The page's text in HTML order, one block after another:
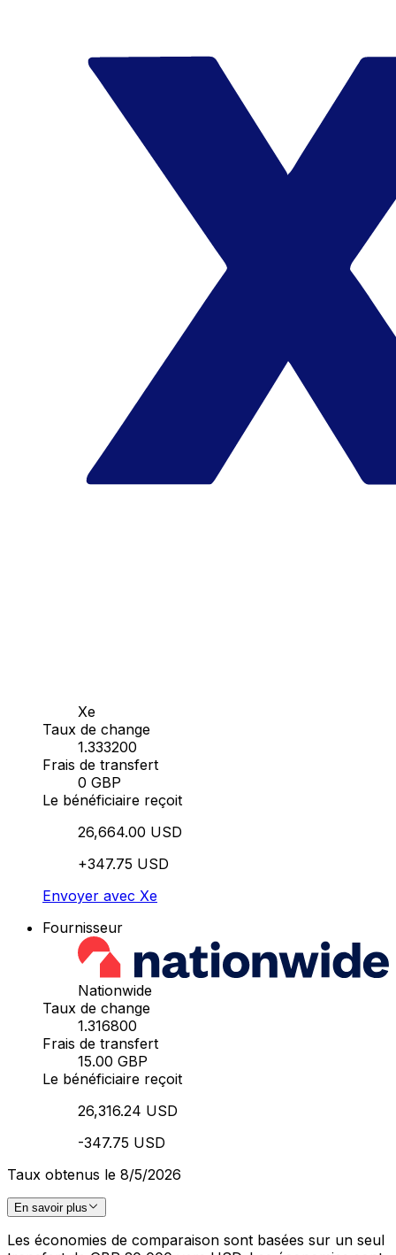
Xe
Taux de change
1.333200
Frais de transfert
0 GBP
Le bénéficiaire reçoit
26,664.00 USD
+347.75 USD
Envoyer avec Xe
Fournisseur
Nationwide
Taux de change
1.316800
Frais de transfert
15.00 GBP
Le bénéficiaire reçoit
26,316.24 USD
-347.75 USD
Taux obtenus le 8/5/2026
En savoir plus
Les économies de comparaison sont basées sur un seul